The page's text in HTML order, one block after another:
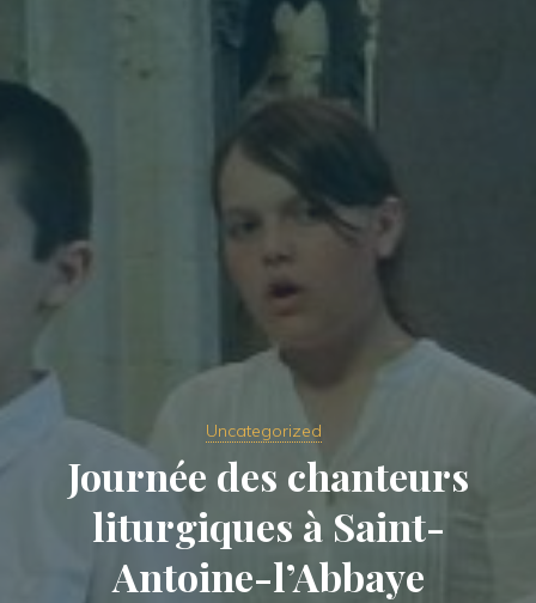
Uncategorized
Journée des chanteurs
liturgiques à Saint-
Antoine-l’Abbaye